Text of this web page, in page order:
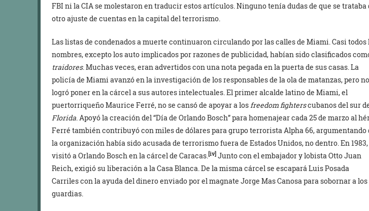
FBI ni la CIA se molestaron en traducir estos artículos. Ninguno tenía dudas de que se trataba
otro ajuste de cuentas en la capital del terrorismo.
Las listas de condenados a muerte continuaron circulando por las calles de Miami. Casi todos
nombres, excepto los auto implicados por razones de publicidad, habían sido clasificados
traidores. Muchas veces, eran advertidos con una nota pegada en la puerta de sus casas. La
policía de Miami avanzó en la investigación de los responsables de la ola de matanzas, pero no
logró poner en la cárcel a sus autores intelectuales. El primer alcalde latino de Miami, el
puertorriqueño Maurice Ferré, no se cansó de apoyar a losfreedom fighterscubanos del sur
Florida. Apoyó la creación del “Día de Orlando Bosch” para homenajear cada 25 de marzo al
Ferré también contribuyó con miles de dólares para grupo terrorista Alpha 66, argumentando
la organización había sido acusada de terrorismo fuera de Estados Unidos, no dentro. En 1983,
visitó a Orlando Bosch en la cárcel de Caracas.[iv] Junto con el embajador y lobista Otto Juan
Reich, exigió su liberación a la Casa Blanca. De la misma cárcel se escapará Luis Posada
Carriles con la ayuda del dinero enviado por el magnate Jorge Mas Canosa para sobornar a los
guardias.